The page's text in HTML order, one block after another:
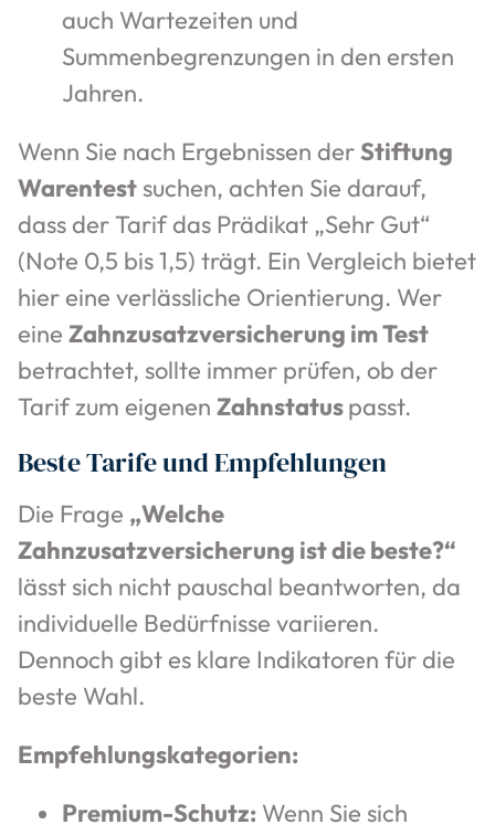
auch Wartezeiten und
Summenbegrenzungen in den ersten
Jahren.
Wenn Sie nach Ergebnissen derStiftung
Warentestsuchen, achten Sie darauf,
dass der Tarif das Prädikat „Sehr Gut“
(Note 0,5 bis 1,5) trägt. Ein Vergleich bietet
hier eine verlässliche Orientierung. Wer
eine Zahnzusatzversicherung im Test
betrachtet, sollte immer prüfen, ob der
Tarif zum eigenen Zahnstatuspasst.
Beste Tarife und Empfehlungen
Die Frage „Welche
Zahnzusatzversicherung ist die beste?“
lässt sich nicht pauschal beantworten, da
individuelle Bedürfnisse variieren.
Dennoch gibt es klare Indikatoren für die
beste Wahl.
Empfehlungskategorien:
Premium-Schutz: Wenn Sie sich